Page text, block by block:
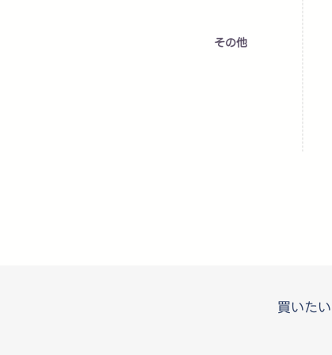
その他
買いたい